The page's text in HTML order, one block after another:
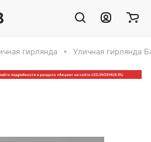
гирлянда Уличная гирлянда